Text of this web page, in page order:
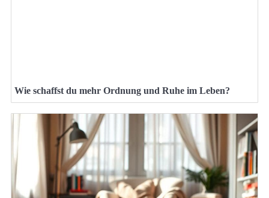
Wie schaffst du mehr Ordnung und Ruhe im Leben?